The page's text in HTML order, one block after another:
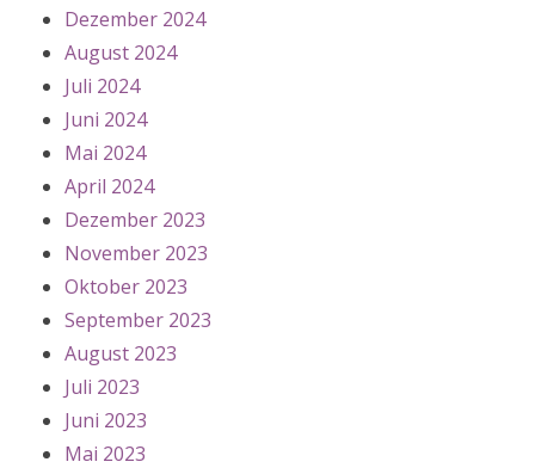
Dezember 2024
August 2024
Juli 2024
Juni 2024
Mai 2024
April 2024
Dezember 2023
November 2023
Oktober 2023
September 2023
August 2023
Juli 2023
Juni 2023
Mai 2023